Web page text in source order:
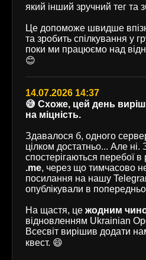
який інший зручний тег та
Це допоможе швидше
та зробить спілкування у
поки ми працюємо над
😊
14.07.2026 14:37
😅 Схоже, цей день
на міцність.
Здавалося б, одного
цілком достатньо... Але
спостерігаються перебої в
.me, через що тимчасово
посилання на нашу
опублікували в
На щастя, це жодним
відновленням Ukrainian
Всесвіт вирішив додати
квест. 😄